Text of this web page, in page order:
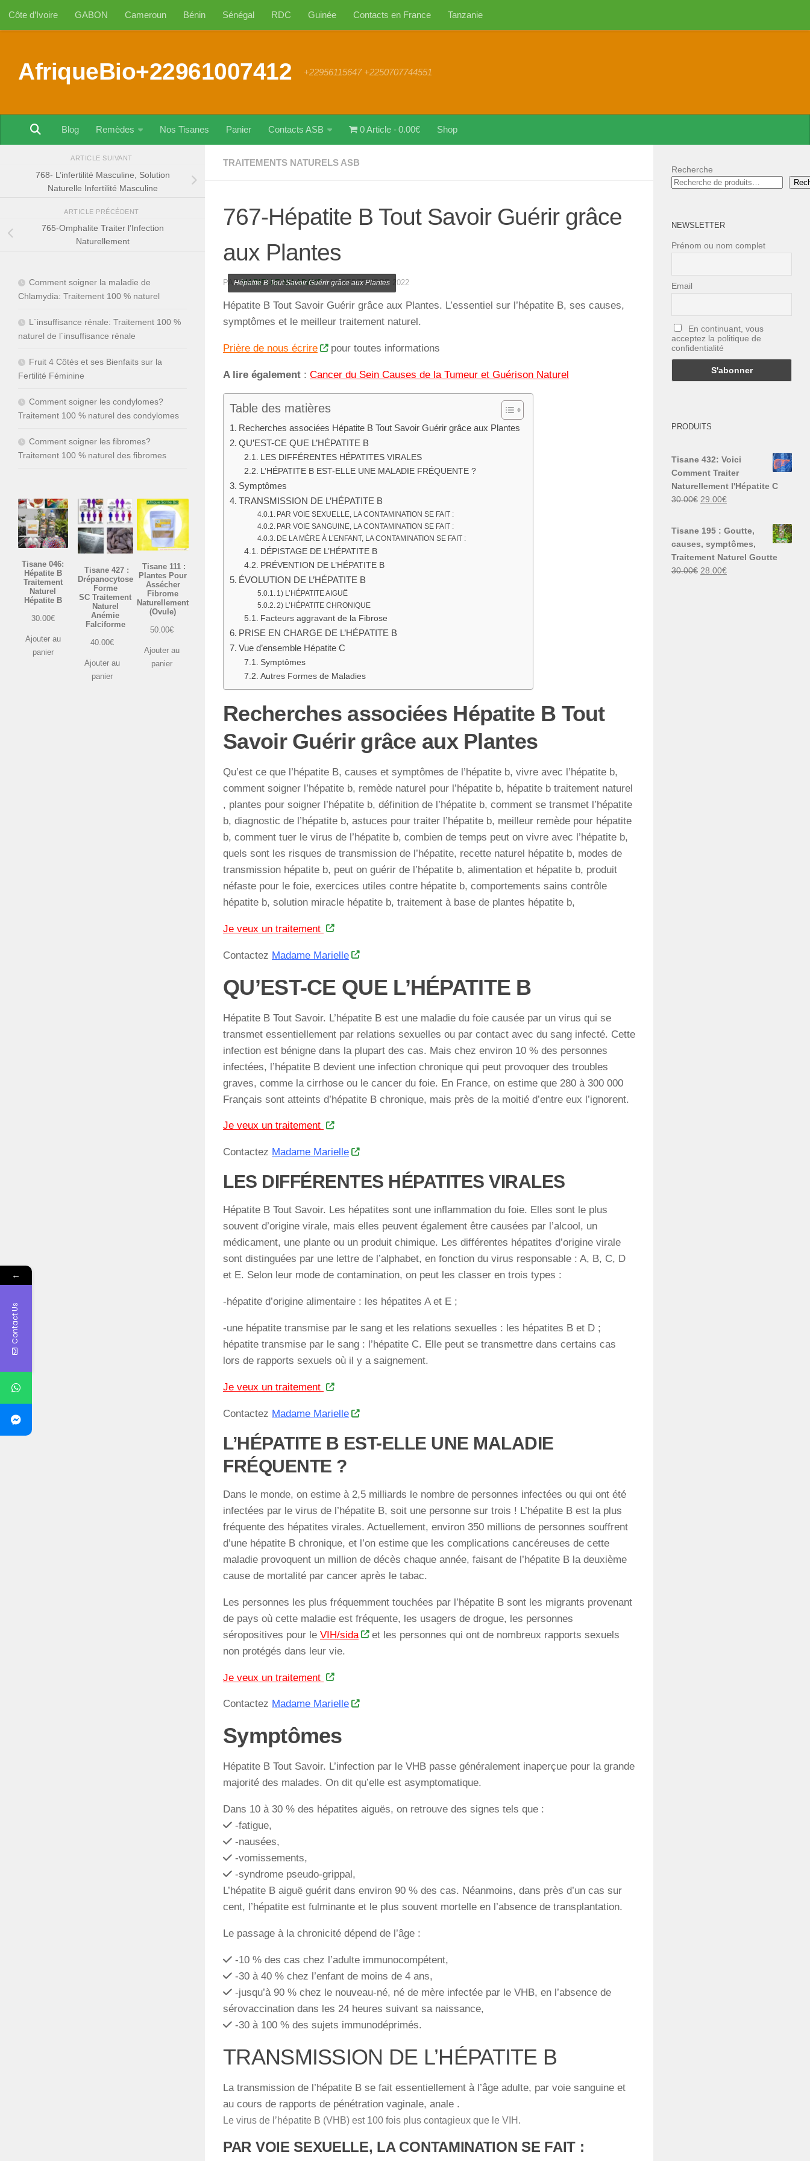
Au dessous du contenu
Côte d’Ivoire GABON Cameroun Bénin Sénégal RDC Guinée Contacts en France Tanzanie
AfriqueBio+22961007412 +22956115647 +2250707744551
Blog Remèdes Nos Tisanes Panier Contacts ASB 0 Article 0.00€ Shop
TRAITEMENTS NATURELS ASB
767-Hépatite B Tout Savoir Guérir grâce
aux Plantes
PARMARIELLE ALLADAYE ·16 SEPTEMBRE 2022
Hépatite B Tout Savoir Guérir grâce aux Plantes
Hépatite B Tout Savoir Guérir grâce aux Plantes. L’essentiel sur l’hépatite B, ses causes,
symptômes et le meilleur traitement naturel.
Prière de nous écrire pour toutes informations
A lire également : Cancer du Sein Causes de la Tumeur et Guérison Naturel
Table des matières
Recherches associées Hépatite B Tout Savoir Guérir grâce aux Plantes
QU’EST-CE QUE L’HÉPATITE B
LES DIFFÉRENTES HÉPATITES VIRALES
L’HÉPATITE B EST-ELLE UNE MALADIE FRÉQUENTE ?
Symptômes
TRANSMISSION DE L’HÉPATITE B
PAR VOIE SEXUELLE, LA CONTAMINATION SE FAIT :
PAR VOIE SANGUINE, LA CONTAMINATION SE FAIT :
DE LA MÈRE À L’ENFANT, LA CONTAMINATION SE FAIT :
DÉPISTAGE DE L’HÉPATITE B
PRÉVENTION DE L’HÉPATITE B
ÉVOLUTION DE L’HÉPATITE B
1) L’HÉPATITE AIGUË
2) L’HÉPATITE CHRONIQUE
Facteurs aggravant de la Fibrose
PRISE EN CHARGE DE L’HÉPATITE B
Vue d’ensemble Hépatite C
Symptômes
Autres Formes de Maladies
Recherches associées Hépatite B Tout
Savoir Guérir grâce aux Plantes
Qu’est ce que l’hépatite B, causes et symptômes de l’hépatite b, vivre avec l’hépatite b,
comment soigner l’hépatite b, remède naturel pour l’hépatite b, hépatite b traitement naturel
, plantes pour soigner l’hépatite b, définition de l’hépatite b, comment se transmet l’hépatite
b, diagnostic de l’hépatite b, astuces pour traiter l’hépatite b, meilleur remède pour hépatite
b, comment tuer le virus de l’hépatite b, combien de temps peut on vivre avec l’hépatite b,
quels sont les risques de transmission de l’hépatite, recette naturel hépatite b, modes de
transmission hépatite b, peut on guérir de l’hépatite b, alimentation et hépatite b, produit
néfaste pour le foie, exercices utiles contre hépatite b, comportements sains contrôle
hépatite b, solution miracle hépatite b, traitement à base de plantes hépatite b,
Je veux un traitement
Contactez Madame Marielle
QU’EST-CE QUE L’HÉPATITE B
Hépatite B Tout Savoir. L’hépatite B est une maladie du foie causée par un virus qui se
transmet essentiellement par relations sexuelles ou par contact avec du sang infecté. Cette
infection est bénigne dans la plupart des cas. Mais chez environ 10 % des personnes
infectées, l’hépatite B devient une infection chronique qui peut provoquer des troubles
graves, comme la cirrhose ou le cancer du foie. En France, on estime que 280 à 300 000
Français sont atteints d’hépatite B chronique, mais près de la moitié d’entre eux l’ignorent.
Je veux un traitement
Contactez Madame Marielle
LES DIFFÉRENTES HÉPATITES VIRALES
Hépatite B Tout Savoir. Les hépatites sont une inflammation du foie. Elles sont le plus
souvent d’origine virale, mais elles peuvent également être causées par l’alcool, un
médicament, une plante ou un produit chimique. Les différentes hépatites d’origine virale
sont distinguées par une lettre de l’alphabet, en fonction du virus responsable : A, B, C, D
et E. Selon leur mode de contamination, on peut les classer en trois types :
-hépatite d’origine alimentaire : les hépatites A et E ;
-une hépatite transmise par le sang et les relations sexuelles : les hépatites B et D ;
hépatite transmise par le sang : l’hépatite C. Elle peut se transmettre dans certains cas
lors de rapports sexuels où il y a saignement.
Je veux un traitement
Contactez Madame Marielle
L’HÉPATITE B EST-ELLE UNE MALADIE
FRÉQUENTE ?
Dans le monde, on estime à 2,5 milliards le nombre de personnes infectées ou qui ont été
infectées par le virus de l’hépatite B, soit une personne sur trois ! L’hépatite B est la plus
fréquente des hépatites virales. Actuellement, environ 350 millions de personnes souffrent
d’une hépatite B chronique, et l’on estime que les complications cancéreuses de cette
maladie provoquent un million de décès chaque année, faisant de l’hépatite B la deuxième
cause de mortalité par cancer après le tabac.
Les personnes les plus fréquemment touchées par l’hépatite B sont les migrants provenant
de pays où cette maladie est fréquente, les usagers de drogue, les personnes
séropositives pour le VIH/sida
et les personnes qui ont de nombreux rapports sexuels
non protégés dans leur vie.
Je veux un traitement
Contactez Madame Marielle
Symptômes
Hépatite B Tout Savoir. L’infection par le VHB passe généralement inaperçue pour la grande
majorité des malades. On dit qu’elle est asymptomatique.
Dans 10 à 30 % des hépatites aiguës, on retrouve des signes tels que :
-fatigue,
-nausées,
-vomissements,
-syndrome pseudo-grippal,
L’hépatite B aiguë guérit dans environ 90 % des cas. Néanmoins, dans près d’un cas sur
cent, l’hépatite est fulminante et le plus souvent mortelle en l’absence de transplantation.
Le passage à la chronicité dépend de l’âge :
-10 % des cas chez l’adulte immunocompétent,
-30 à 40 % chez l’enfant de moins de 4 ans,
-jusqu’à 90 % chez le nouveau-né, né de mère infectée par le VHB, en l’absence de
sérovaccination dans les 24 heures suivant sa naissance,
-30 à 100 % des sujets immunodéprimés.
TRANSMISSION DE L’HÉPATITE B
La transmission de l’hépatite B se fait essentiellement à l’âge adulte, par voie sanguine et
au cours de rapports de pénétration vaginale, anale .
Le virus de l’hépatite B (VHB) est 100 fois plus contagieux que le VIH.
PAR VOIE SEXUELLE, LA CONTAMINATION SE FAIT :
ARTICLE SUIVANT
768- L’infertilité Masculine, Solution
Naturelle Infertilité Masculine
ARTICLE PRÉCÉDENT
765-Omphalite Traiter l’Infection
Naturellement
Comment soigner la maladie de
Chlamydia: Traitement 100 % naturel
L´insuffisance rénale: Traitement 100 %
naturel de l´insuffisance rénale
Fruit 4 Côtés et ses Bienfaits sur la
Fertilité Féminine
Comment soigner les condylomes?
Traitement 100 % naturel des condylomes
Comment soigner les fibromes?
Traitement 100 % naturel des fibromes
Tisane 046:
Hépatite B
Traitement
Naturel
Hépatite B
30.00€
Ajouter au
panier
Tisane 427 :
Drépanocytose
Forme
SC Traitement
Naturel
Anémie
Falciforme
40.00€
Ajouter au
panier
Tisane 111 :
Plantes Pour
Assécher
Fibrome
Naturellement
(Ovule)
50.00€
Ajouter au
panier
Recherche
NEWSLETTER
Prénom ou nom complet
Email
En continuant, vous
acceptez la politique de
confidentialité
PRODUITS
Tisane 432: Voici
Comment Traiter
Naturellement l'Hépatite C
30.00€ Le
30.00€.
29.00€Le
est :
Tisane 195 : Goutte,
causes, symptômes,
Traitement Naturel Goutte
30.00€ Le
28.00€Le
←
Contact Us